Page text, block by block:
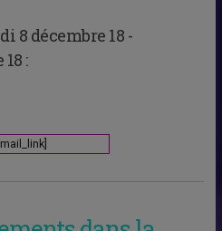
8 décembre 18 -
: